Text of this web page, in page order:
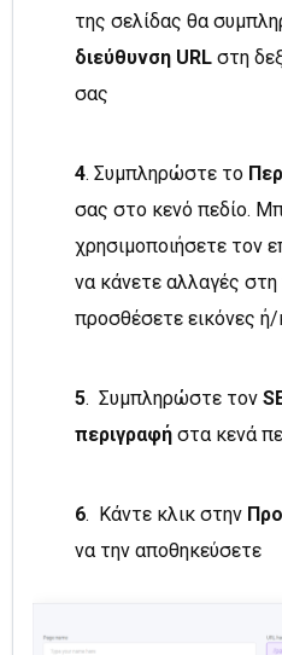
της σελίδας θα
διεύθυνση URL στη
σας
4. Συμπληρώστε το
σας στο κενό πεδίο.
χρησιμοποιήσετε τον
να κάνετε αλλαγές
προσθέσετε εικόνες ή/
5. Συμπληρώστε τον
περιγραφή στα κενά
6. Κάντε κλικ στην
να την αποθηκεύσετε